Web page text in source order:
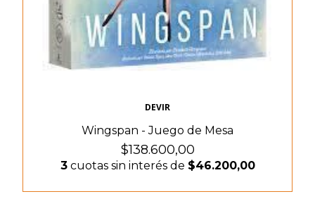
DEVIR
Wingspan - Juego de Mesa
$138.600,00
3cuotas sin interés de $46.200,00